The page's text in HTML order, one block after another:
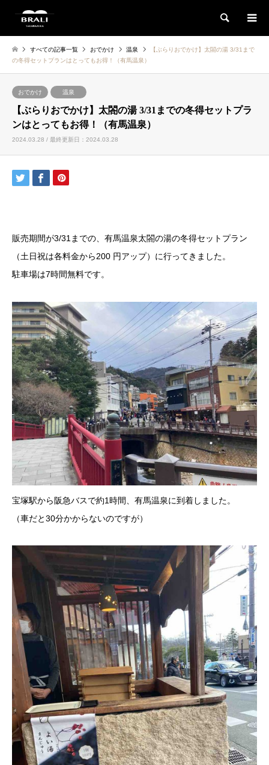
検索
すべての記事一覧 おでかけ 温泉
【ぶらりおでかけ】太閤の湯 3/31まで
の冬得セットプランはとってもお得！（有馬温泉）
おでかけ 温泉
【ぶらりおでかけ】太閤の湯 3/31までの冬得セットプラ
ンはとってもお得！（有馬温泉）
2024.03.28 / 最終更新日：2024.03.28
販売期間が3/31までの、有馬温泉太閤の湯の冬得セットプラン
（土日祝は各料金から200 円アップ）に行ってきました。
駐車場は7時間無料です。
宝塚駅から阪急バスで約1時間、有馬温泉に到着しました。
（車だと30分かからないのですが）